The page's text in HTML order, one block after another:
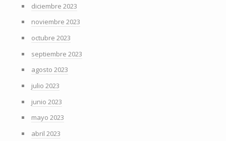
diciembre 2023
noviembre 2023
octubre 2023
septiembre 2023
agosto 2023
julio 2023
junio 2023
mayo 2023
abril 2023